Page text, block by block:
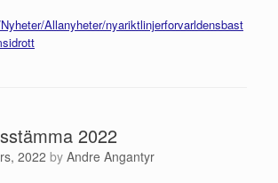
Allanyheter/nyariktlinjerforvarldensbast
2022
2022 by Andre Angantyr